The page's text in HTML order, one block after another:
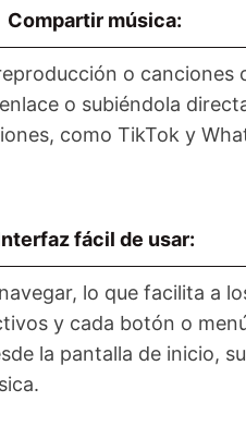
Compartir música:
o canciones
o subiéndola
como TikTok y
fácil de usar:
lo que facilita a
y cada botón o
la pantalla de inicio,